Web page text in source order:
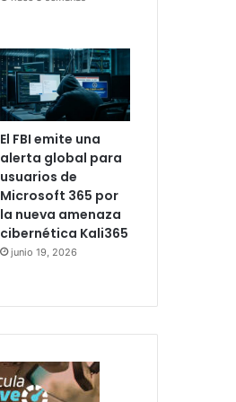
El FBI emite una
alerta global para
usuarios de
Microsoft 365 por
la nueva amenaza
cibernética Kali365
junio 19, 2026